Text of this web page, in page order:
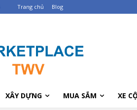
Trang chủ Blog
XÂY DỰNG MUA SẮM XE